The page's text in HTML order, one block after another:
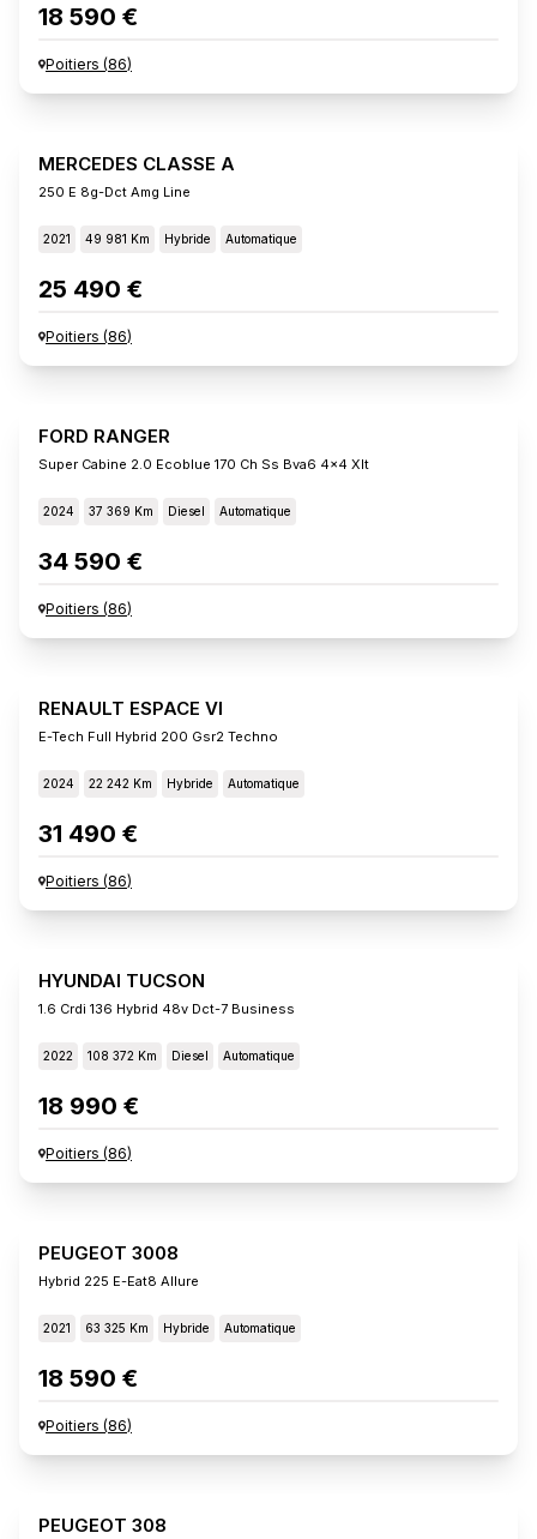
18 590 €
Poitiers (86)
MERCEDES CLASSE A
250 E 8g-Dct Amg Line
2021 49 981 Km Hybride Automatique
25 490 €
Poitiers (86)
FORD RANGER
Super Cabine 2.0 Ecoblue 170 Ch Ss Bva6 4x4 Xlt
2024 37 369 Km Diesel Automatique
34 590 €
Poitiers (86)
RENAULT ESPACE VI
E-Tech Full Hybrid 200 Gsr2 Techno
2024 22 242 Km Hybride Automatique
31 490 €
Poitiers (86)
HYUNDAI TUCSON
1.6 Crdi 136 Hybrid 48v Dct-7 Business
2022 108 372 Km Diesel Automatique
18 990 €
Poitiers (86)
PEUGEOT 3008
Hybrid 225 E-Eat8 Allure
2021 63 325 Km Hybride Automatique
18 590 €
Poitiers (86)
PEUGEOT 308